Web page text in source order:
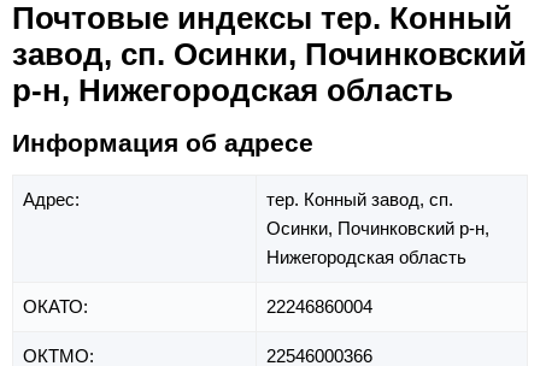
Почтовые индексы тер. Конный
завод, сп. Осинки, Починковский
р-н, Нижегородская область
Информация об адресе
Адрес: тер. Конный завод, сп.
Осинки, Починковский р-н,
Нижегородская область
ОКАТО: 22246860004
ОКТМО: 22546000366